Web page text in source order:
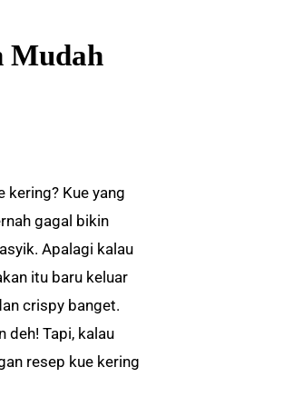
Mudah
kering? Kue yang
gagal bikin
Apalagi kalau
itu baru keluar
crispy banget.
deh! Tapi, kalau
resep kue kering